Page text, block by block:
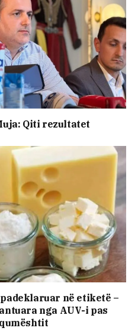
Qiti rezultatet
në etiketë –
nga AUV-i pas